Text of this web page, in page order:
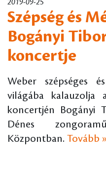
2019-09-25
Szépség és
Bogányi
koncertje
Weber szépséges
világába kalauzolja
koncertjén Bogányi
Dénes
Központban. Tovább »